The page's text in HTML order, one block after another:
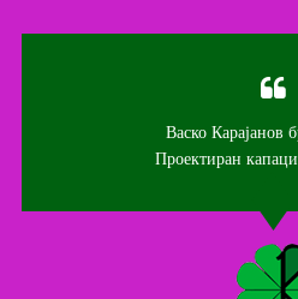
Васко Карајанов
Проектиран